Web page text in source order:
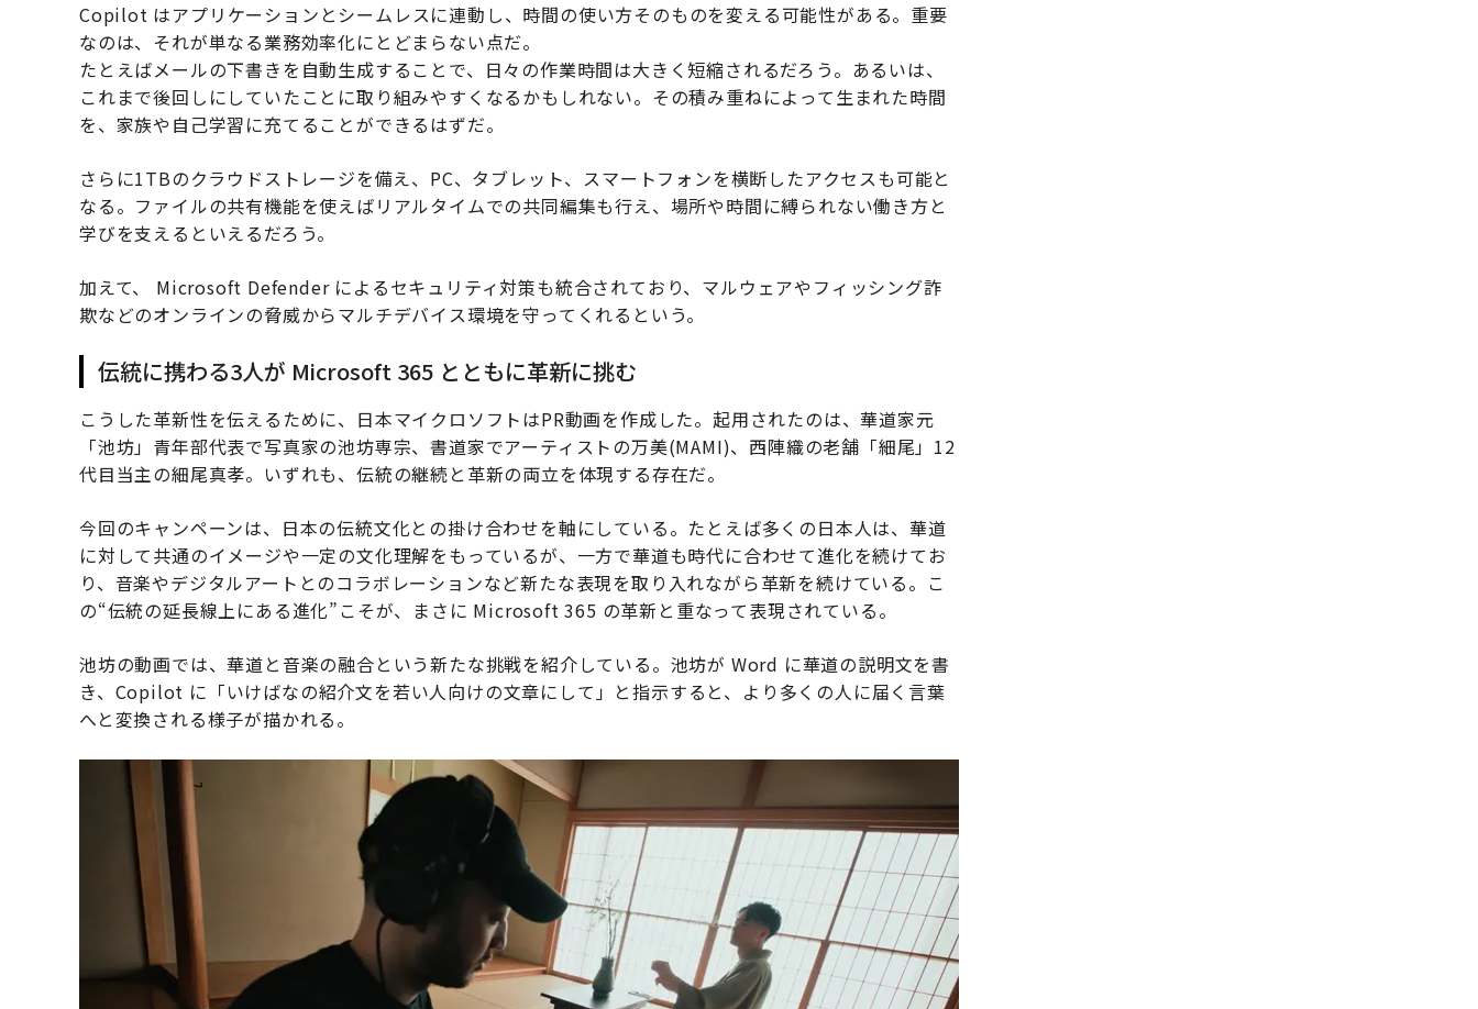
Copilot はアプリケーションとシームレスに連動し、時間の使い方そのものを変える可能性がある。重要
なのは、それが単なる業務効率化にとどまらない点だ。
たとえばメールの下書きを自動生成することで、日々の作業時間は大きく短縮されるだろう。あるいは、
これまで後回しにしていたことに取り組みやすくなるかもしれない。その積み重ねによって生まれた時間
を、家族や自己学習に充てることができるはずだ。
さらに1TBのクラウドストレージを備え、PC、タブレット、スマートフォンを横断したアクセスも可能と
なる。ファイルの共有機能を使えばリアルタイムでの共同編集も行え、場所や時間に縛られない働き方と
学びを支えるといえるだろう。
加えて、 Microsoft Defender によるセキュリティ対策も統合されており、マルウェアやフィッシング詐
欺などのオンラインの脅威からマルチデバイス環境を守ってくれるという。
伝統に携わる3人が Microsoft 365 とともに革新に挑む
こうした革新性を伝えるために、日本マイクロソフトはPR動画を作成した。起用されたのは、華道家元
「池坊」青年部代表で写真家の池坊専宗、書道家でアーティストの万美(MAMI)、西陣織の老舗「細尾」12
代目当主の細尾真孝。いずれも、伝統の継続と革新の両立を体現する存在だ。
今回のキャンペーンは、日本の伝統文化との掛け合わせを軸にしている。たとえば多くの日本人は、華道
に対して共通のイメージや一定の文化理解をもっているが、一方で華道も時代に合わせて進化を続けてお
り、音楽やデジタルアートとのコラボレーションなど新たな表現を取り入れながら革新を続けている。こ
の“伝統の延長線上にある進化”こそが、まさに Microsoft 365 の革新と重なって表現されている。
池坊の動画では、華道と音楽の融合という新たな挑戦を紹介している。池坊が Word に華道の説明文を書
き、Copilot に「いけばなの紹介文を若い人向けの文章にして」と指示すると、より多くの人に届く言葉
へと変換される様子が描かれる。